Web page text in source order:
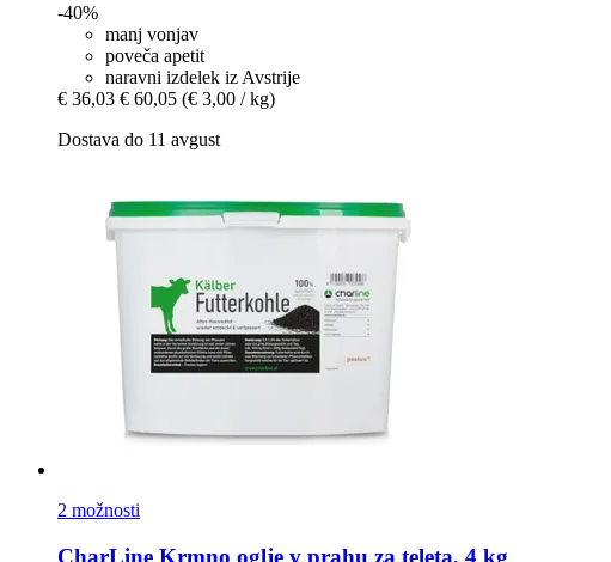
-40%
manj vonjav
poveča apetit
naravni izdelek iz Avstrije
€ 36,03 € 60,05 (€ 3,00 / kg)
Dostava do 11 avgust
2 možnosti
CharLine Krmno oglje v prahu za teleta, 4 kg